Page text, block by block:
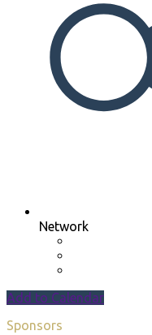
Network
Add to Calendar
Sponsors